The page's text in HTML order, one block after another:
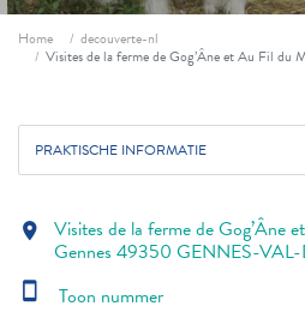
Fil d'ariane
Home
decouverte-nl
Visites de la ferme de Gog’Âne et Au Fil du
PRAKTISCHE INFORMATIE
location_on Visites de la ferme de Gog’Âne
Gennes 49350 GENNES-
smartphone Toon nummer